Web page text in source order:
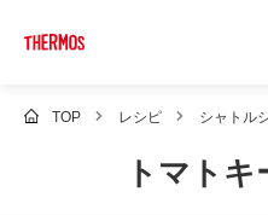
TOP レシピ シャトル
トマト